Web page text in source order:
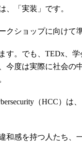
、「実装」です。
クショップに向けて
す。でも、TEDx、
今度は実際に社会の
（HCC）は
和感を持つ人たち、